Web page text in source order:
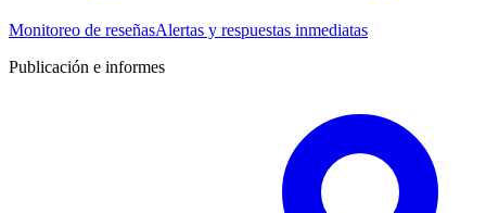
Monitoreo de reseñasAlertas y respuestas inmediatas
Publicación e informes